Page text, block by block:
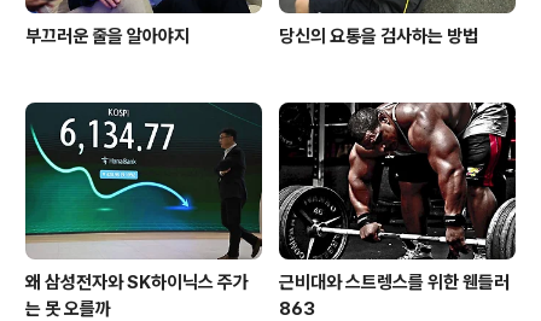
부끄러운 줄을 알아야지 당신의 요통을 검사하는 방법
왜 삼성전자와 SK하이닉스 주가
는 못 오를까
근비대와 스트렝스를 위한 웬들러
863